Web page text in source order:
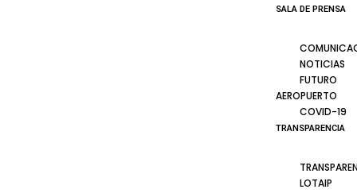
SALA DE PRENSA
NOTICIAS
FUTURO
AEROPUERTO
COVID-19
TRANSPARENCIA
LOTAIP